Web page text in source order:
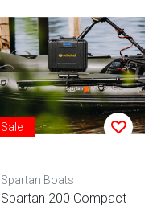
Sale
Spartan Boats
Spartan 200 Compact